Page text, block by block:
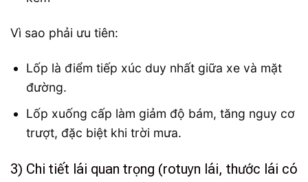
Vì sao phải ưu tiên:
Lốp là điểm tiếp xúc duy nhất giữa xe và mặt
đường.
Lốp xuống cấp làm giảm độ bám, tăng nguy cơ
trượt, đặc biệt khi trời mưa.
3) Chi tiết lái quan trọng (rotuyn lái, thước lái có